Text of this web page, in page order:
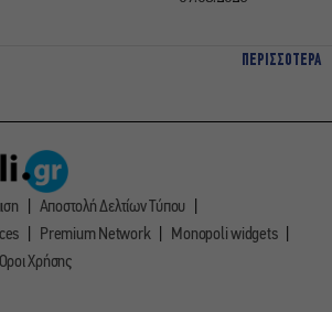
ΠΕΡΙΣΣΟΤΕΡΑ
Αποστολή Δελτίων Τύπου
Premium Network
Monopoli widgets
Οροι Χρήσης